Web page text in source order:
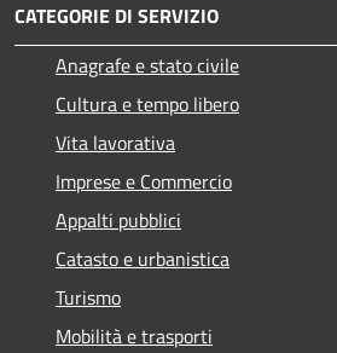
CATEGORIE DI SERVIZIO
Anagrafe e stato civile
Cultura e tempo libero
Vita lavorativa
Imprese e Commercio
Appalti pubblici
Catasto e urbanistica
Turismo
Mobilità e trasporti